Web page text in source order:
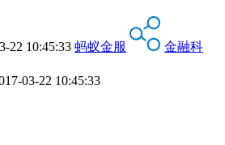
22 10:45:33 蚂蚁金服
金融科
03-22 10:45:33